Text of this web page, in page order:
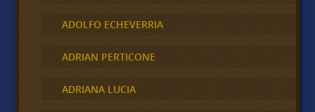
ADOLFO ECHEVERRIA
ADRIAN PERTICONE
ADRIANA LUCIA